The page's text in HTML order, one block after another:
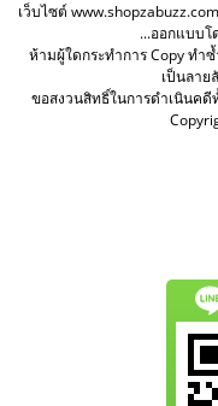
เว็บไซต์
...ออกแบบ
ห้ามผู้ใดกระทำการ Copy ท
เป็นลา
ขอสงวนสิทธิ์ในการดำเนินค